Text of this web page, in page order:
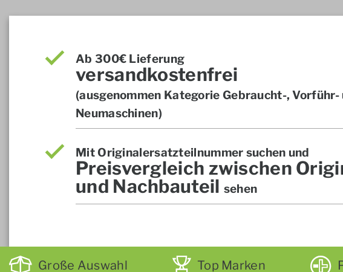
Ab 300€ Lieferung
versandkostenfrei
(ausgenommen Kategorie Gebraucht-, Vorführ-
Neumaschinen)
Mit Originalersatzteilnummer suchen und
Preisvergleich zwischen
und Nachbauteil sehen
Große Auswahl Top Marken